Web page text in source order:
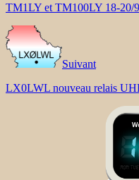
TM1LY et TM100LY 18-20/
Suivant
LX0LWL nouveau relais